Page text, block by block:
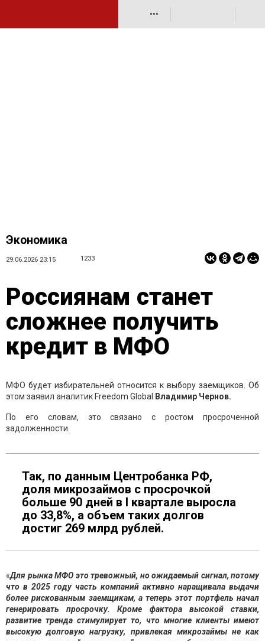
•••
Экономика
29.06.2026 23:15 1233
Россиянам станет
сложнее получить
кредит в МФО
МФО будет избирательней относится к выбору заемщиков. Об
этом заявил аналитик Freedom Global
Владимир Чернов.
По его словам, это связано с ростом просроченной
задолженности.
Так, по данным Центробанка РФ,
доля микрозаймов с просрочкой
больше 90 дней в I квартале выросла
до 33,8%, а объем таких долгов
достиг 269 млрд рублей.
«Для рынка МФО это тревожный, но ожидаемый сигнал, потому
что в 2025 году часть компаний активно наращивала выдачи
более рискованным заемщикам, а теперь этот портфель начал
генерировать просрочку. Кроме фактора высокой ставки,
развитие тренда стимулирует то, что многие клиенты имеют
высокую долговую нагрузку, привлекая микрозаймы не как